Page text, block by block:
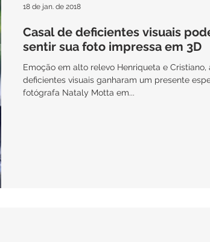
Casal de deficientes visuais
sentir sua foto impressa em 3D
Emoção em alto relevo Henriqueta e Cristiano,
deficientes visuais ganharam um presente
fotógrafa Nataly Motta em...
18 de jan. de 2018